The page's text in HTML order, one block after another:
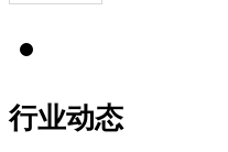
行业动态